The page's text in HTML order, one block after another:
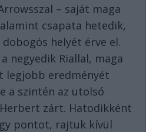
– saját maga
csapata hetedik,
helyét érve el.
negyedik Riallal, maga
legjobb eredményét
a szintén az utolsó
zárt. Hatodikként
pontot, rajtuk kívül